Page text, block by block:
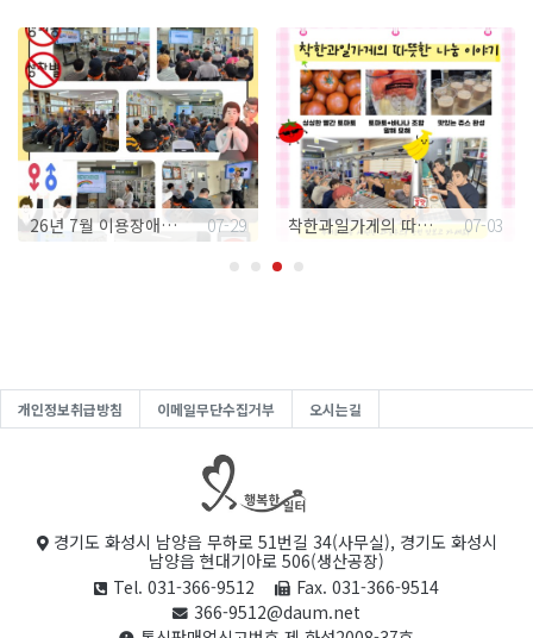
26년 7월 이용장애인 교육 - 성교육 07-29 착한과일가게의 따뜻한 나눔 이야기 07-03
개인정보취급방침 이메일무단수집거부 오시는길
경기도 화성시 남양읍 무하로 51번길 34(사무실), 경기도 화성시
남양읍 현대기아로 506(생산공장)
Tel. 031-366-9512
Fax. 031-366-9514
366-9512@daum.net